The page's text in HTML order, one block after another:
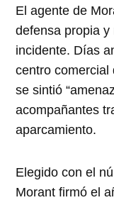
El agente de
defensa propia
incidente. Días
centro comercial
se sintió
acompañantes
aparcamiento.
Elegido con el
Morant firmó el